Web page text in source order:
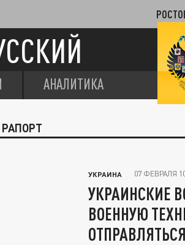
АНАЛИТИКА
УКРАИНА 07 ФЕВРАЛЯ
УКРАИНСКИЕ
ВОЕННУЮ